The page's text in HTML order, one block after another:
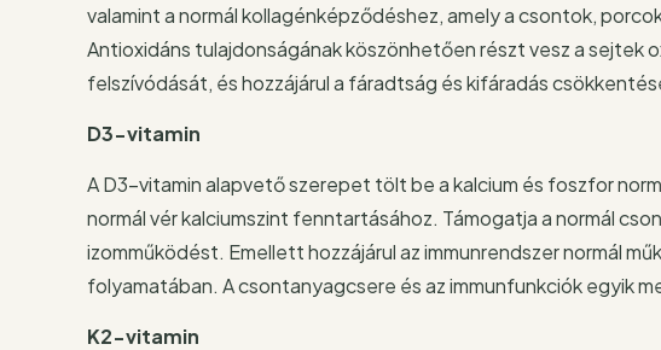
valamint a normál kollagénképződéshez, amely a csontok,
Antioxidáns tulajdonságának köszönhetően részt vesz a sejtek
felszívódását, és hozzájárul a fáradtság és kifáradás
D3-vitamin
A D3-vitamin alapvető szerepet tölt be a kalcium és foszfor
normál vér kalciumszint fenntartásához. Támogatja a normál
izomműködést. Emellett hozzájárul az immunrendszer normál
folyamatában. A csontanyagcsere és az immunfunkciók egyik
K2-vitamin